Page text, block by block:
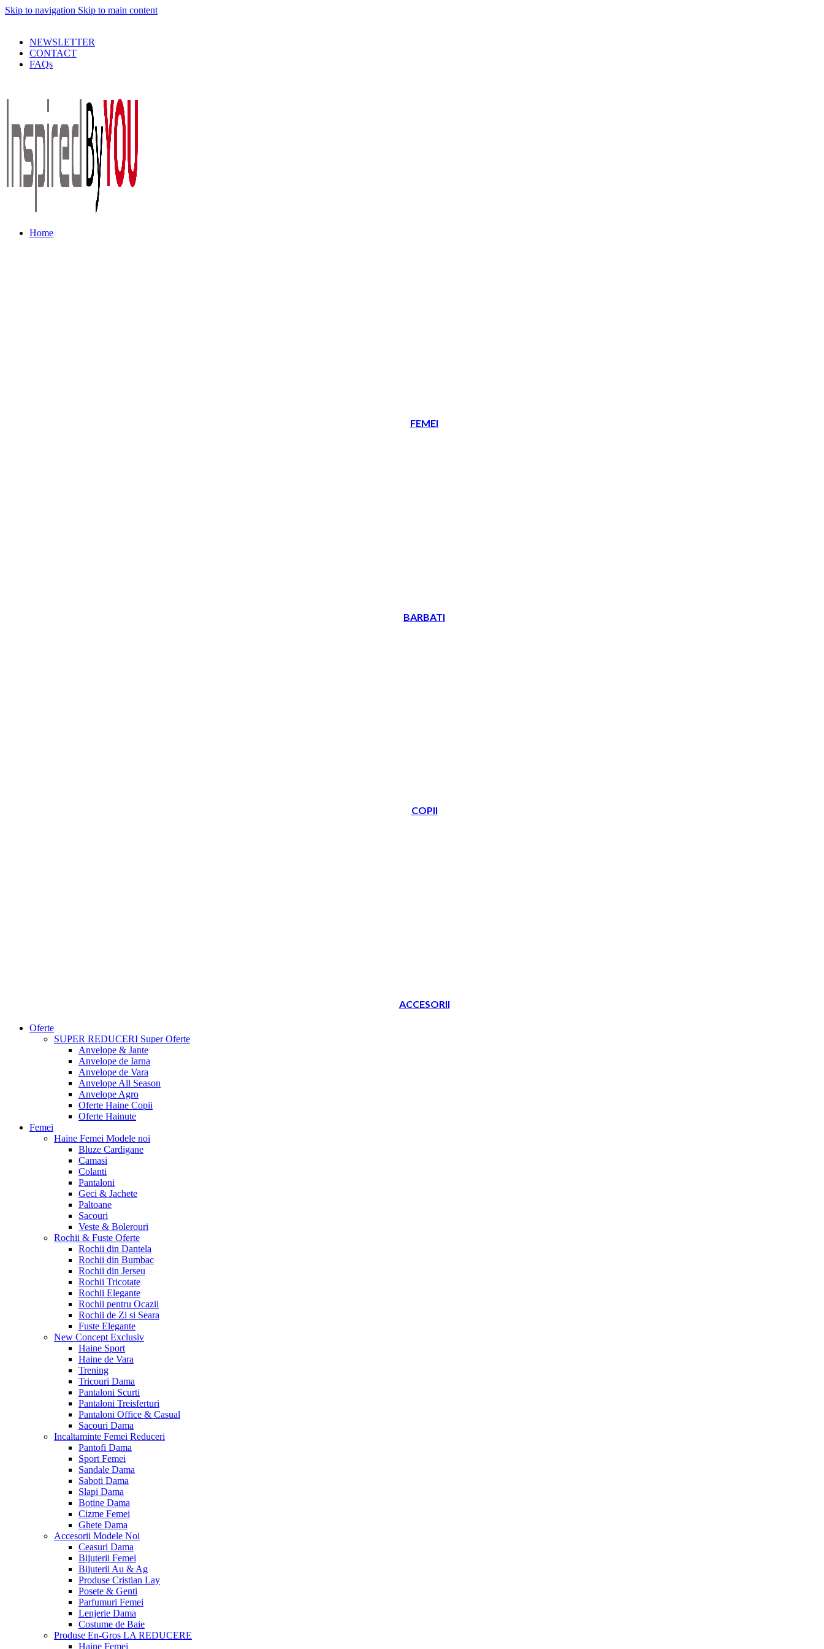
Skip to navigation Skip to main content
NEWSLETTER
CONTACT
FAQs
Home
FEMEI
BARBATI
COPII
ACCESORII
Oferte
SUPER REDUCERI Super Oferte
Anvelope & Jante
Anvelope de Iarna
Anvelope de Vara
Anvelope All Season
Anvelope Agro
Oferte Haine Copii
Oferte Hainute
Femei
Haine Femei Modele noi
Bluze Cardigane
Camasi
Colanti
Pantaloni
Geci & Jachete
Paltoane
Sacouri
Veste & Bolerouri
Rochii & Fuste Oferte
Rochii din Dantela
Rochii din Bumbac
Rochii din Jerseu
Rochii Tricotate
Rochii Elegante
Rochii pentru Ocazii
Rochii de Zi si Seara
Fuste Elegante
New Concept Exclusiv
Haine Sport
Haine de Vara
Trening
Tricouri Dama
Pantaloni Scurti
Pantaloni Treisferturi
Pantaloni Office & Casual
Sacouri Dama
Incaltaminte Femei Reduceri
Pantofi Dama
Sport Femei
Sandale Dama
Saboti Dama
Slapi Dama
Botine Dama
Cizme Femei
Ghete Dama
Accesorii Modele Noi
Ceasuri Dama
Bijuterii Femei
Bijuterii Au & Ag
Produse Cristian Lay
Posete & Genti
Parfumuri Femei
Lenjerie Dama
Costume de Baie
Produse En-Gros LA REDUCERE
Haine Femei